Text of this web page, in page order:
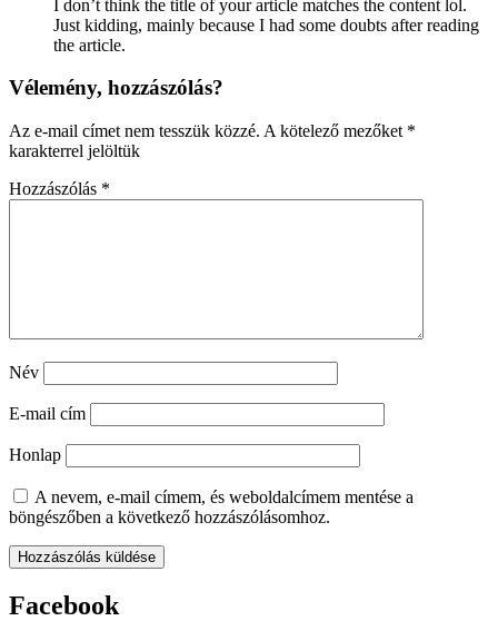
I don’t think the title of your article matches the content lol.
Just kidding, mainly because I had some doubts after reading
the article.
Vélemény, hozzászólás?
Az e-mail címet nem tesszük közzé. A kötelező mezőket *
karakterrel jelöltük
Hozzászólás *
Név
E-mail cím
Honlap
A nevem, e-mail címem, és weboldalcímem mentése a
böngészőben a következő hozzászólásomhoz.
Facebook